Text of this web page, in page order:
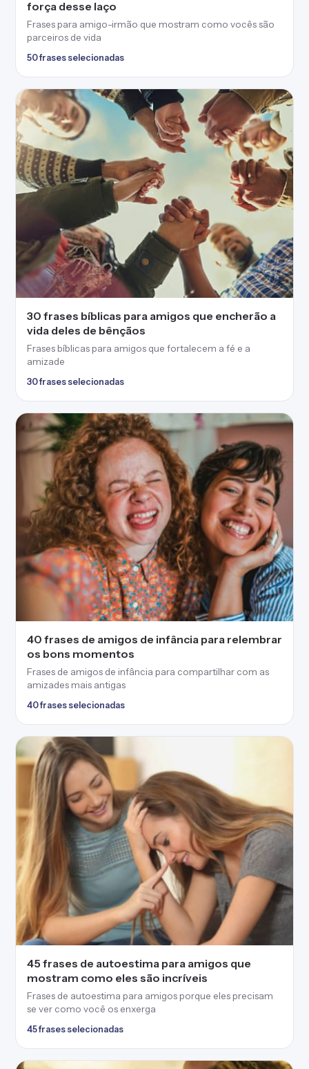
força desse laço
Frases para amigo-irmão que mostram como vocês são
parceiros de vida
50 frases selecionadas
30 frases bíblicas para amigos que encherão a
vida deles de bênçãos
Frases bíblicas para amigos que fortalecem a fé e a
amizade
30 frases selecionadas
40 frases de amigos de infância para relembrar
os bons momentos
Frases de amigos de infância para compartilhar com as
amizades mais antigas
40 frases selecionadas
45 frases de autoestima para amigos que
mostram como eles são incríveis
Frases de autoestima para amigos porque eles precisam
se ver como você os enxerga
45 frases selecionadas